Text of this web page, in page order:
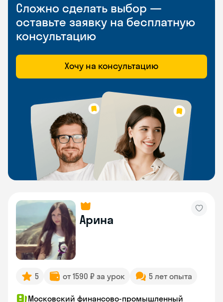
Сложно сделать выбор —
оставьте заявку на бесплатную
консультацию
Хочу на консультацию
Арина
5 от 1590 ₽ за урок 5 лет опыта
Московский финансово-промышленный